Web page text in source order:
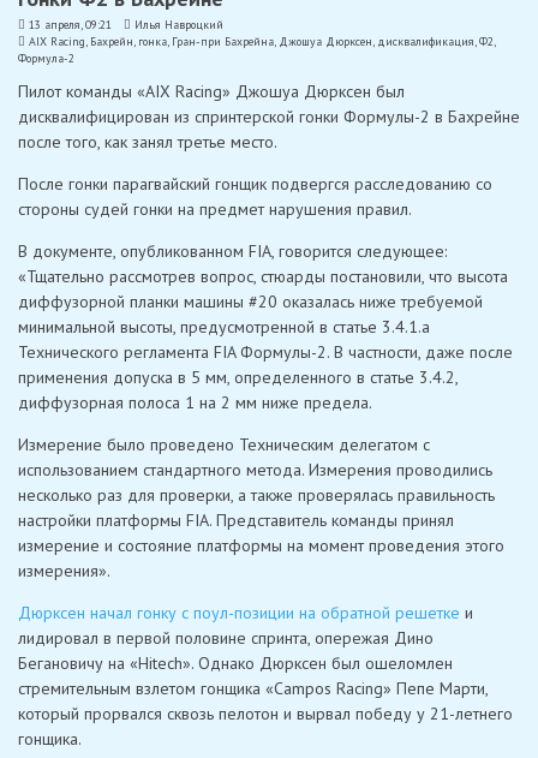
13 апреля, 09:21
Илья Навроцкий
AIX Racing, Бахрейн, гонка, Гран-при Бахрейна, Джошуа Дюрксен, дисквалификация,Ф2
Формула-2
Пилот команды «AIX Racing» Джошуа Дюрксен был
дисквалифицирован из спринтерской гонки Формулы-2 в Бахрейне
после того, как занял третье место.
После гонки парагвайский гонщик подвергся расследованию со
стороны судей гонки на предмет нарушения правил.
В документе, опубликованном FIA, говорится следующее:
«Тщательно рассмотрев вопрос, стюарды постановили, что высота
диффузорной планки машины #20 оказалась ниже требуемой
минимальной высоты, предусмотренной в статье 3.4.1.a
Технического регламента FIA Формулы-2. В частности, даже после
применения допуска в 5 мм, определенного в статье 3.4.2,
диффузорная полоса 1 на 2 мм ниже предела.
Измерение было проведено Техническим делегатом с
использованием стандартного метода. Измерения проводились
несколько раз для проверки, а также проверялась правильность
настройки платформы FIA. Представитель команды принял
измерение и состояние платформы на момент проведения этого
измерения».
Дюрксен начал гонку с поул-позиции на обратной решетке и
лидировал в первой половине спринта, опережая Дино
Бегановичу на «Hitech». Однако Дюрксен был ошеломлен
стремительным взлетом гонщика «Campos Racing» Пепе Марти,
который прорвался сквозь пелотон и вырвал победу у 21-летнего
гонщика.